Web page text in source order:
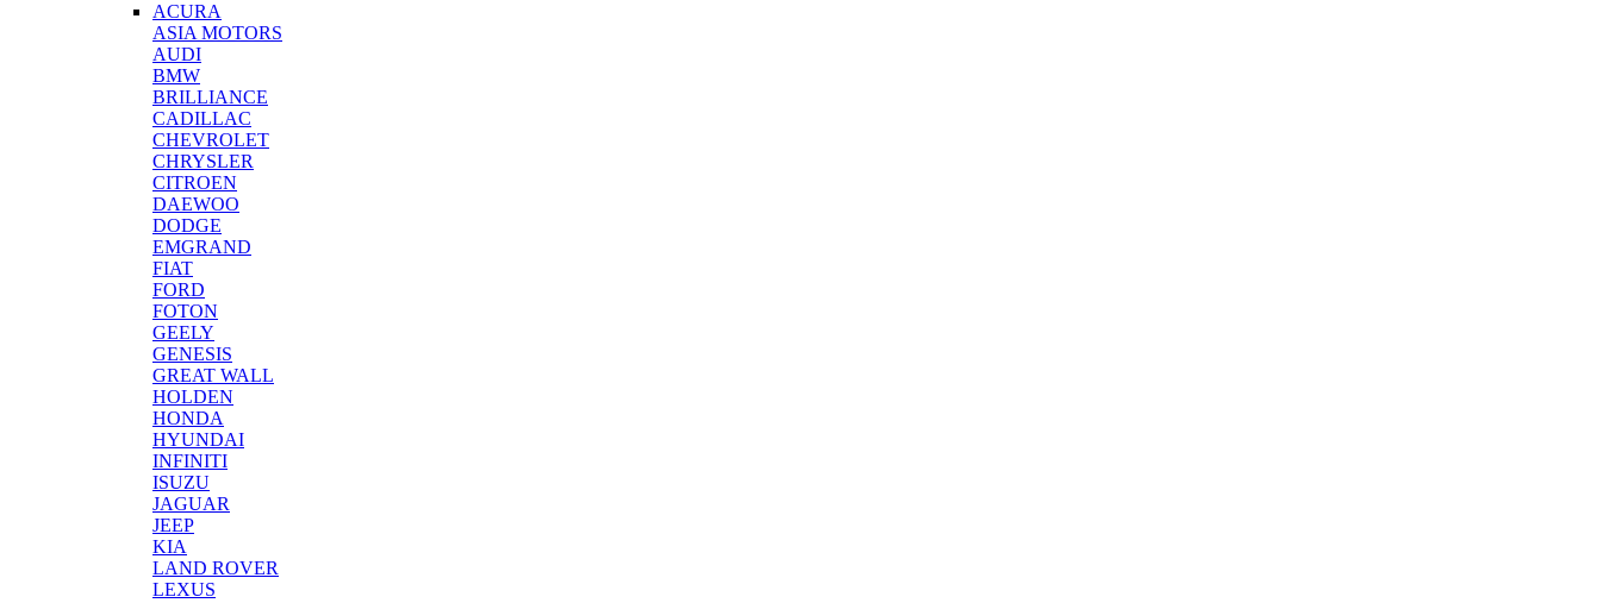
ACURA
ASIA MOTORS
AUDI
BMW
BRILLIANCE
CADILLAC
CHEVROLET
CHRYSLER
CITROEN
DAEWOO
DODGE
EMGRAND
FIAT
FORD
FOTON
GEELY
GENESIS
GREAT WALL
HOLDEN
HONDA
HYUNDAI
INFINITI
ISUZU
JAGUAR
JEEP
KIA
LAND ROVER
LEXUS